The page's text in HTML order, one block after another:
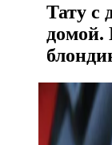
Тату с
домой.